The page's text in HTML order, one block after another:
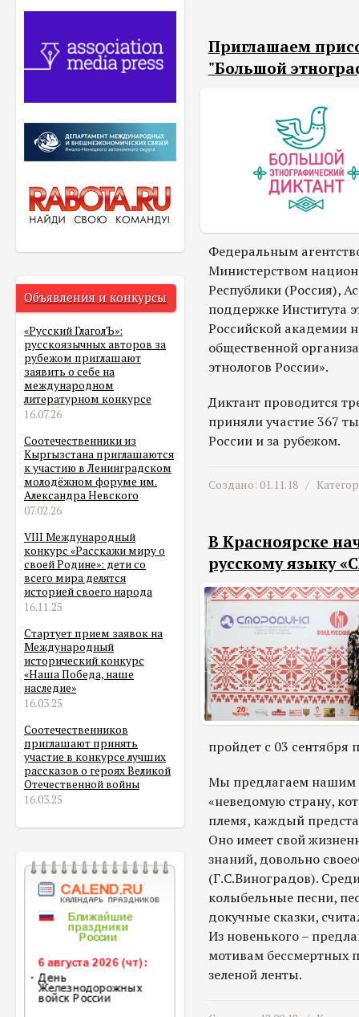
Объявления и конкурсы
«Русский ГлаголЪ»:
русскоязычных авторов за
рубежом приглашают
заявить о себе на
международном
литературном конкурсе
16.07.26
Соотечественники из
Кыргызстана приглашаются
к участию в Ленинградском
молодёжном форуме им.
Александра Невского
07.02.26
VIII Международный
конкурс «Расскажи миру о
своей Родине»: дети со
всего мира делятся
историей своего народа
16.11.25
Стартует прием заявок на
Международный
исторический конкурс
«Наша Победа, наше
наследие»
16.03.25
Соотечественников
приглашают принять
участие в конкурсе лучших
рассказов о героях Великой
Отечественной войны
16.03.25
Приглашаем
"Большой
Федеральным
Министерством
Республики (Россия),
поддержке Института
Российской академии
общественной
этнологов России».
Диктант проводится
приняли участие 367
России и за рубежом.
Создано: 01.11.18 /
В Красноярске
русскому языку
пройдет с 03 сентября
Мы предлагаем нашим
«неведомую страну,
племя, каждый
Оно имеет свой
знаний, довольно
(Г.С.Виноградов).
колыбельные песни,
докучные сказки,
Из новенького –
мотивам бессмертных
зеленой ленты.